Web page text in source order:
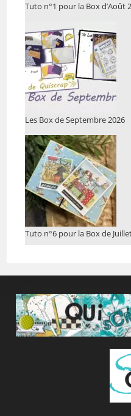
Tuto n°1 pour la Box d’Août
Les Box de Septembre 2026
Tuto n°6 pour la Box de